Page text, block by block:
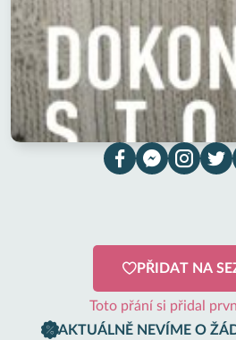
PŘIDAT NA
Toto přání si přidal
AKTUÁLNĚ NEVÍME O